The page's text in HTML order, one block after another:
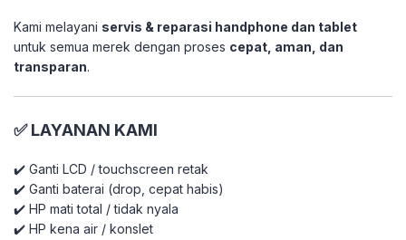
Kami melayani servis & reparasi handphone dan tablet
untuk semua merek dengan proses cepat, aman, dan
transparan.
✅ LAYANAN KAMI
✔️ Ganti LCD / touchscreen retak
✔️ Ganti baterai (drop, cepat habis)
✔️ HP mati total / tidak nyala
✔️ HP kena air / konslet